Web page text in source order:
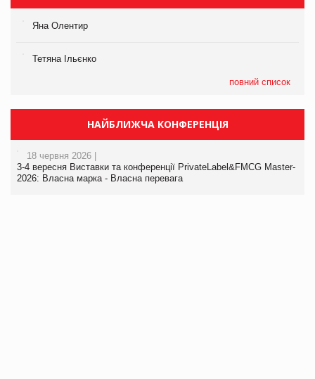
Яна Олентир
Тетяна Ільєнко
повний список
НАЙБЛИЖЧА КОНФЕРЕНЦІЯ
18 червня 2026 |
3-4 вересня Виставки та конференції PrivateLabel&FMCG Master-
2026: Власна марка - Власна перевага